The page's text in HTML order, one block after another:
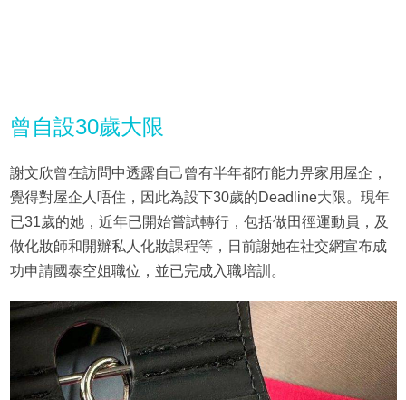
曾自設30歲大限
謝文欣曾在訪問中透露自己曾有半年都冇能力畀家用屋企，
覺得對屋企人唔住，因此為設下30歲的Deadline大限。現年
已31歲的她，近年已開始嘗試轉行，包括做田徑運動員，及
做化妝師和開辦私人化妝課程等，日前謝她在社交網宣布成
功申請國泰空姐職位，並已完成入職培訓。